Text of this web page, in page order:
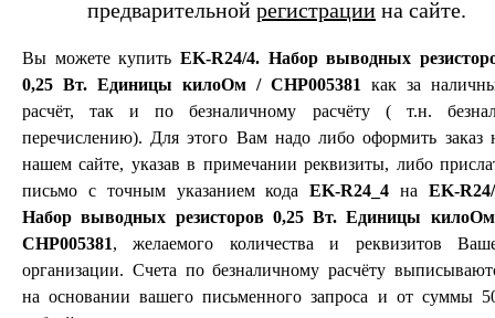
предварительной регистрации на сайте.
Вы можете купить EK-R24/4. Набор выводных
0,25 Вт. Единицы килоОм / CHP005381
как за
расчёт, так и по безналичному расчёту ( т.н.
перечислению). Для этого Вам надо либо оформить заказ
нашем сайте, указав в примечании реквизиты, либо
письмо с точным указанием кодаEK-R24_4 наEK-
Набор выводных резисторов 0,25 Вт. Единицы
CHP005381, желаемого количества и реквизитов
организации. Счета по безналичному расчёту
на основании вашего письменного запроса и от суммы